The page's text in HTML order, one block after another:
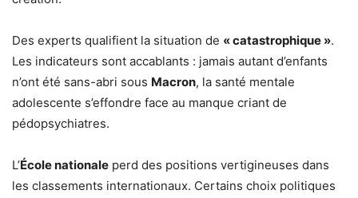
Des experts qualifient la situation de « catastrophique ».
Les indicateurs sont accablants : jamais autant d’enfants
n’ont été sans-abri sous Macron, la santé mentale
adolescente s’effondre face au manque criant de
pédopsychiatres.
L’École nationale perd des positions vertigineuses dans
les classements internationaux. Certains choix politiques